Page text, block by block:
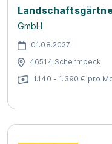
GmbH
01.08.2027
46514 Schermbeck
1.140 - 1.390 € pro